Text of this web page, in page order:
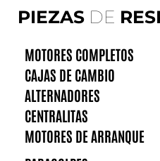
PIEZAS DE
MOTORES COMPLETOS
CAJAS DE CAMBIO
ALTERNADORES
CENTRALITAS
MOTORES DE ARRANQUE